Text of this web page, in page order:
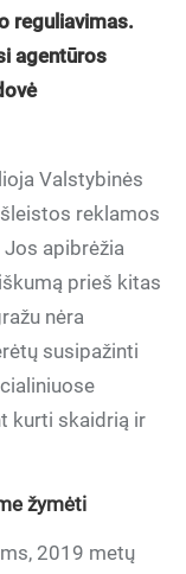
reguliavimas.
agentūros
Valstybinės
reklamos
apibrėžia
prieš kitas
nėra
susipažinti
kurti skaidrią ir
žymėti
2019 metų